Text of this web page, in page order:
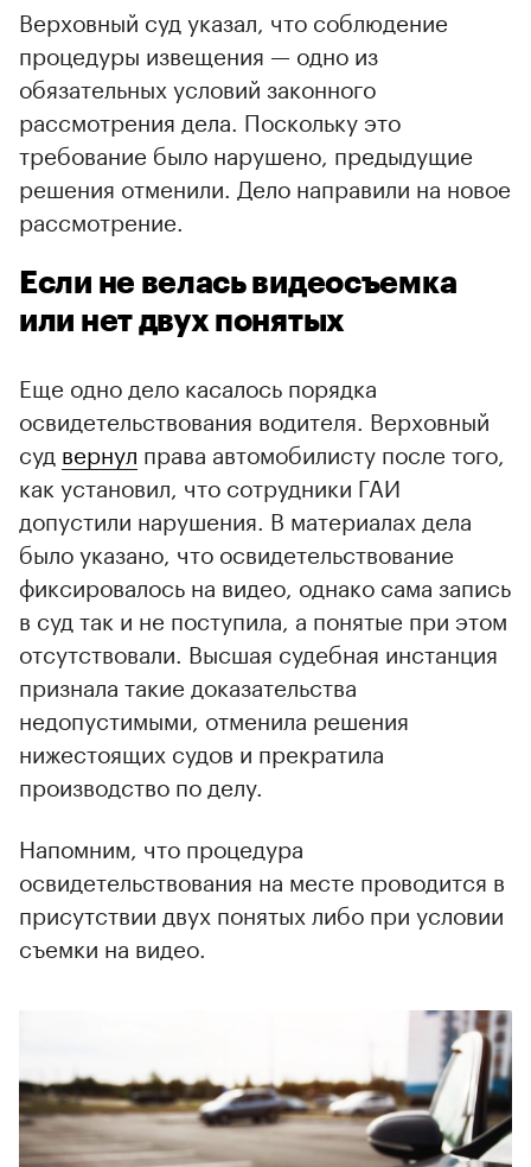
Верховный суд указал, что соблюдение
процедуры извещения — одно из
обязательных условий законного
рассмотрения дела. Поскольку это
требование было нарушено, предыдущие
решения отменили. Дело направили на новое
рассмотрение.
Если не велась видеосъемка
или нет двух понятых
Еще одно дело касалось порядка
освидетельствования водителя. Верховный
суд вернул права автомобилисту после того,
как установил, что сотрудники ГАИ
допустили нарушения. В материалах дела
было указано, что освидетельствование
фиксировалось на видео, однако сама запись
в суд так и не поступила, а понятые при этом
отсутствовали. Высшая судебная инстанция
признала такие доказательства
недопустимыми, отменила решения
нижестоящих судов и прекратила
производство по делу.
Напомним, что процедура
освидетельствования на месте проводится в
присутствии двух понятых либо при условии
съемки на видео.